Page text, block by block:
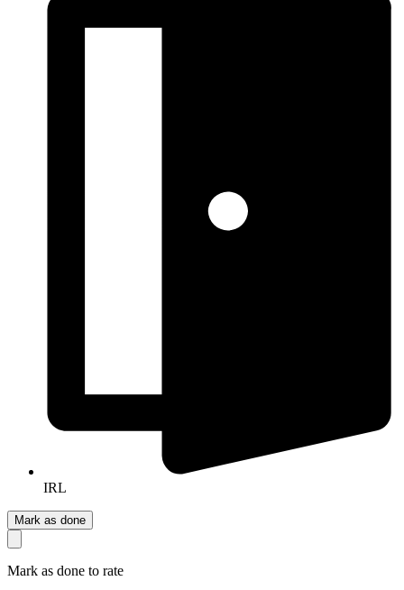
IRL
Mark as done
Mark as done to rate